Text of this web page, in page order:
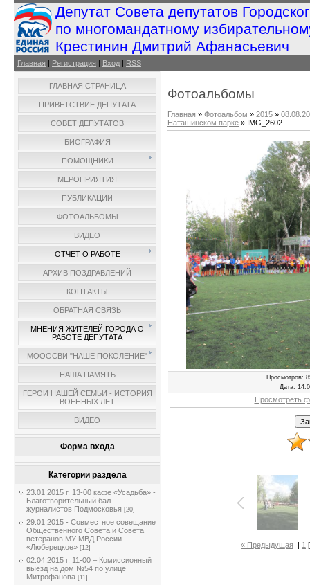
Депутат Совета депутатов
по многомандатному
Крестинин Дмитрий Афанасьевич
Главная | Регистрация | Вход | RSS
ГЛАВНАЯ СТРАНИЦА
ПРИВЕТСТВИЕ ДЕПУТАТА
СОВЕТ ДЕПУТАТОВ
БИОГРАФИЯ
ПОМОЩНИКИ
МЕРОПРИЯТИЯ
ПУБЛИКАЦИИ
ФОТОАЛЬБОМЫ
ВИДЕО
ОТЧЕТ О РАБОТЕ
АРХИВ ПОЗДРАВЛЕНИЙ
КОНТАКТЫ
ОБРАТНАЯ СВЯЗЬ
МНЕНИЯ ЖИТЕЛЕЙ ГОРОДА О
РАБОТЕ ДЕПУТАТА
МОООСВИ "НАШЕ ПОКОЛЕНИЕ"
НАША ПАМЯТЬ
ГЕРОИ НАШЕЙ СЕМЬИ - ИСТОРИЯ
ВОЕННЫХ ЛЕТ
ВИДЕО
Форма входа
Категории раздела
23.01.2015 г. 13-00 кафе «Усадьба» -
Благотворительный бал
журналистов Подмосковья [20]
29.01.2015 - Совместное совещание
Общественного Совета и Совета
ветеранов МУ МВД России
«Люберецкое» [12]
02.04.2015 г. 11-00 – Комиссионный
выезд на дом №54 по улице
Митрофанова [11]
Фотоальбомы
Главная » Фотоальбом » 2015 »
Наташинском парке » IMG_2602
Просмотров:
Дата:
Просмотреть
« Предыдущая | 1 [